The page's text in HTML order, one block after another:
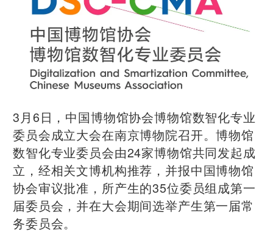
3月6日，中国博物馆协会博物馆数智化专业
委员会成立大会在南京博物院召开。博物馆
数智化专业委员会由24家博物馆共同发起成
立，经相关文博机构推荐，并报中国博物馆
协会审议批准，所产生的35位委员组成第一
届委员会，并在大会期间选举产生第一届常
务委员会。